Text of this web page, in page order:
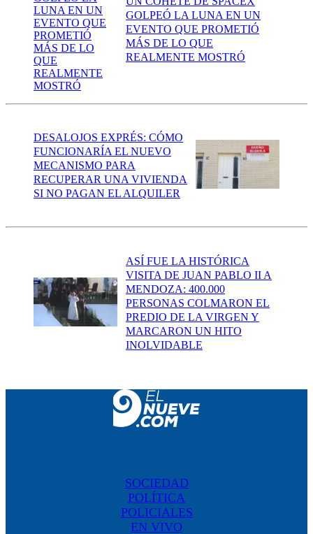
GOLPEÓ LA LUNA EN UN
EVENTO QUE PROMETIÓ
MÁS DE LO QUE
REALMENTE MOSTRÓ
DESALOJOS EXPRÉS: CÓMO
FUNCIONARÍA EL NUEVO
MECANISMO PARA
RECUPERAR UNA VIVIENDA
SI NO PAGAN EL ALQUILER
ASÍ FUE LA HISTÓRICA
VISITA DE JUAN PABLO II A
MENDOZA: 400.000
PERSONAS COLMARON EL
PREDIO DE LA VIRGEN Y
MARCARON UN HITO
INOLVIDABLE
SOCIEDAD
POLÍTICA
POLICIALES
EN VIVO